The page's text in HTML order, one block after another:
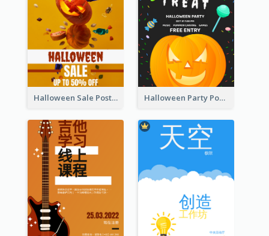
Halloween Sale Poster Halloween Party Poster